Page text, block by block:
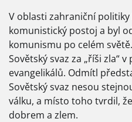
V oblasti zahraniční
komunistický postoj a byl
komunismu po celém
Sovětský svaz za „říši zla“
evangelikálů. Odmítl
Sovětský svaz nesou
válku, a místo toho tvrdil,
dobrem a zlem.